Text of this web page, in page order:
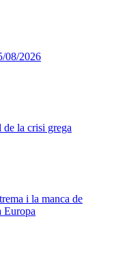
08/2026
la crisi grega
i la manca de
Europa